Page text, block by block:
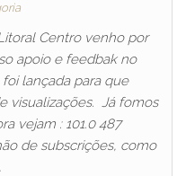
Centro venho por
apoio e feedbak no
lançada para que
visualizações. Já fomos
vejam : 101.0 487
de subscrições, como